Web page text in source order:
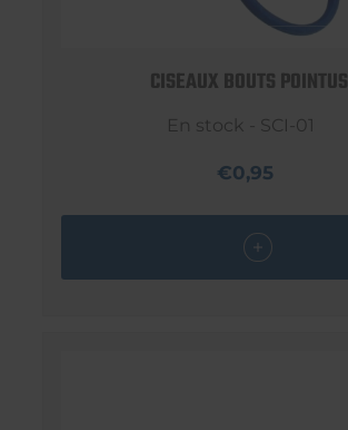
CISEAUX BOUTS POINTUS
En stock - SCI-01
€0,95